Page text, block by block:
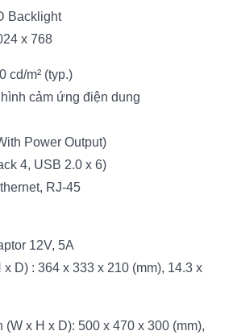
Backlight
x 768
cd/m² (typ.)
cảm ứng điện dung
Power Output)
4, USB 2.0 x 6)
RJ-45
12V, 5A
D) : 364 x 333 x 210 (mm), 14.3 x
x H x D): 500 x 470 x 300 (mm),